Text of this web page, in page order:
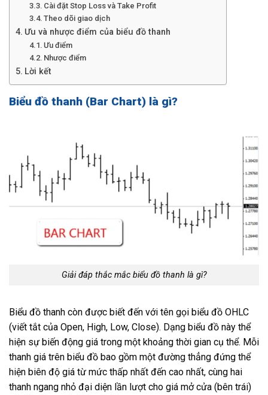
Cài đặt Stop Loss và Take Profit
Theo dõi giao dịch
Ưu và nhược điểm của biểu đồ thanh
Ưu điểm
Nhược điểm
Lời kết
Biểu đồ thanh (Bar Chart) là gì?
Giải đáp thắc mắc biểu đồ thanh là gì?
Biểu đồ thanh còn được biết đến với tên gọi biểu đồ OHLC
(viết tắt của Open, High, Low, Close). Dạng biểu đồ này thể
hiện sự biến động giá trong một khoảng thời gian cụ thể. Mỗi
thanh giá trên biểu đồ bao gồm một đường thẳng đứng thể
hiện biên độ giá từ mức thấp nhất đến cao nhất, cùng hai
thanh ngang nhỏ đại diện lần lượt cho giá mở cửa (bên trái)